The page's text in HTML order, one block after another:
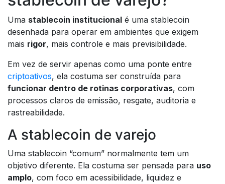
Uma stablecoin institucional é uma stablecoin
desenhada para operar em ambientes que exigem
mais rigor, mais controle e mais previsibilidade.
Em vez de servir apenas como uma ponte entre
criptoativos, ela costuma ser construída para
funcionar dentro de rotinas corporativas, com
processos claros de emissão, resgate, auditoria e
rastreabilidade.
A stablecoin de varejo
Uma stablecoin “comum” normalmente tem um
objetivo diferente. Ela costuma ser pensada para uso
amplo, com foco em acessibilidade, liquidez e